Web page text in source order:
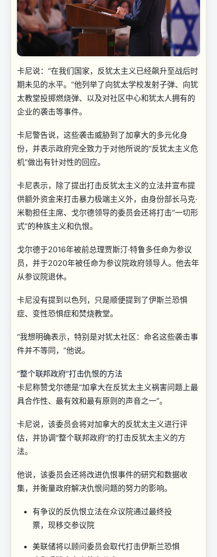
卡尼说：“在我们国家，反犹太主义已经飙升至战后时
期未见的水平。”他列举了向犹太学校发射子弹、向犹
太教堂投掷燃烧弹、以及对社区中心和犹太人拥有的
企业的袭击等事件。
卡尼警告说，这些袭击威胁到了加拿大的多元化身
份，并表示政府完全致力于对他所说的“反犹太主义危
机”做出有针对性的回应。
卡尼表示，除了提出打击反犹太主义的立法并宣布提
供额外资金来打击暴力极端主义外，由身份部长马克·
米勒担任主席、戈尔德领导的委员会还将打击“一切形
式”的种族主义和仇恨。
戈尔德于2016年被前总理贾斯汀·特鲁多任命为参议
员，并于2020年被任命为参议院政府领导人。他去年
从参议院退休。
卡尼没有提到以色列，只是顺便提到了伊斯兰恐惧
症、变性恐惧症和焚烧教堂。
“我想明确表示，特别是对犹太社区：命名这些袭击事
件并不等同，”他说。
“整个联邦政府”打击仇恨的方法
卡尼称赞戈尔德是“加拿大在反犹太主义祸害问题上最
具合作性、最有效和最有原则的声音之一”。
卡尼说，该委员会将对加拿大的反犹太主义进行评
估，并协调“整个联邦政府”的打击反犹太主义的方
法。
他说，该委员会还将改进仇恨事件的研究和数据收
集，并衡量政府解决仇恨问题的努力的影响。
有争议的反仇恨立法在众议院通过最终投
票，现移交参议院
美联储将以顾问委员会取代打击伊斯兰恐惧